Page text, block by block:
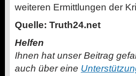
weiteren Ermittlungen der
Quelle: Truth24.net
Helfen
Ihnen hat unser Beitrag
auch über eine